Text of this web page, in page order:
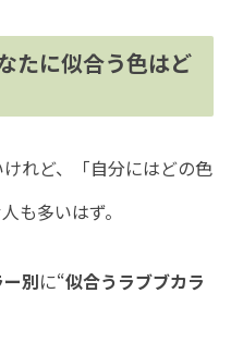
たに似合う色はど
れど、「自分にはどの色
も多いはず。
別に“似合うラブブカラ